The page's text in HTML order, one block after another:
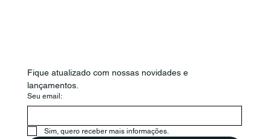
Fique atualizado com nossas novidades e
lançamentos.
Seu email:
Sim, quero receber mais informações.